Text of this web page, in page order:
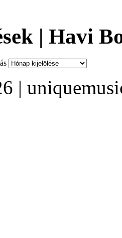
| Havi
|